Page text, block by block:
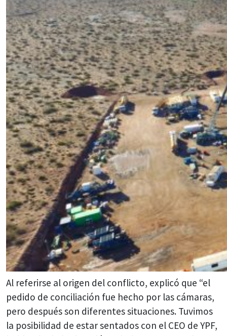
Al referirse al origen del conflicto, explicó que “el
pedido de conciliación fue hecho por las cámaras,
pero después son diferentes situaciones. Tuvimos
la posibilidad de estar sentados con el CEO de YPF,